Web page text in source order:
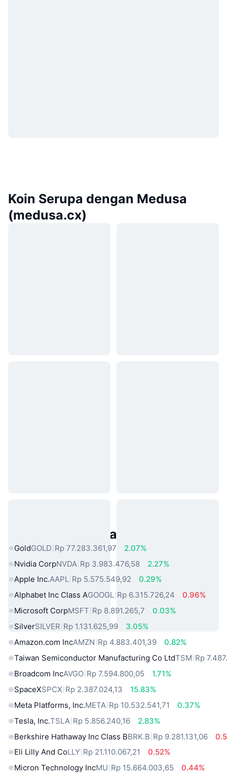
Koin Serupa dengan Medusa
(medusa.cx)
Aset Dunia Nyata Populer
GoldGOLD Rp 77.283.361,97
2.07%
Nvidia CorpNVDA Rp 3.983.476,58
2.27%
Apple Inc.AAPL Rp 5.575.549,92
0.29%
Alphabet Inc Class AGOOGL Rp 6.315.726,24
0.96%
Microsoft CorpMSFT Rp 8.891.265,7
0.03%
SilverSILVER Rp 1.131.625,99
3.05%
Amazon.com IncAMZN Rp 4.883.401,39
0.82%
Taiwan Semiconductor Manufacturing Co LtdTSM Rp
Broadcom IncAVGO Rp 7.594.800,05
1.71%
SpaceXSPCX Rp 2.387.024,13
15.83%
Meta Platforms, Inc.META Rp 10.532.541,71
0.37%
Tesla, Inc.TSLA Rp 5.856.240,16
2.83%
Berkshire Hathaway Inc Class BBRK.B Rp 9.281.131,06
Eli Lilly And CoLLY Rp 21.110.067,21
0.52%
Micron Technology IncMU Rp 15.664.003,65
0.44%